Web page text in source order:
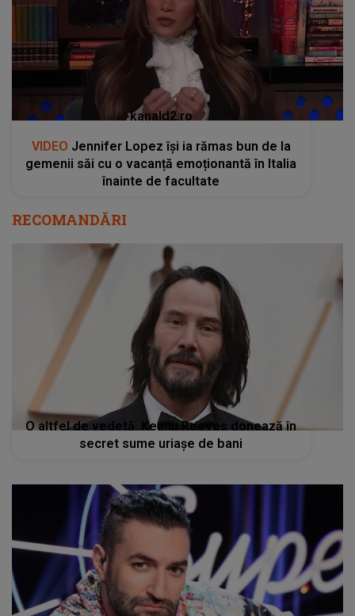
kanald2.ro
VIDEO Jennifer Lopez își ia rămas bun de la
gemenii săi cu o vacanță emoționantă în Italia
înainte de facultate
RECOMANDĂRI
O altfel de vedetă. Keanu Reeves donează în
secret sume uriaşe de bani